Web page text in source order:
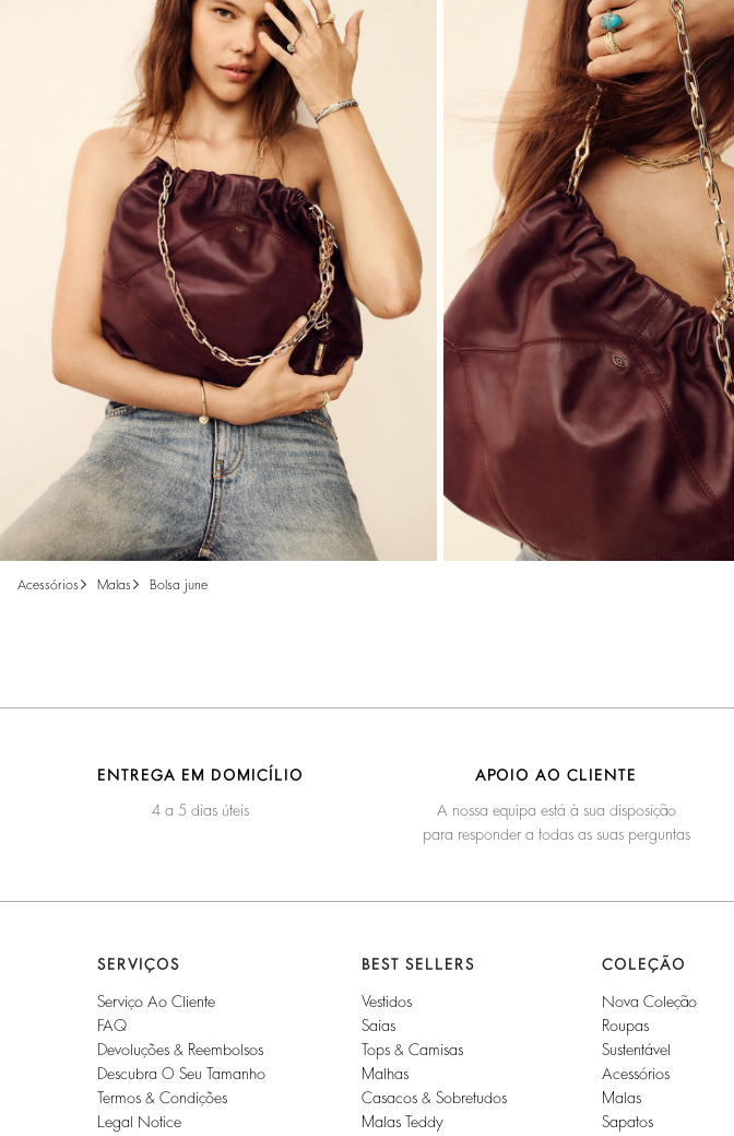
acessórios malas bolsa june
ENTREGA EM DOMICÍLIO
4 a 5 dias úteis
APOIO AO CLIENTE
A nossa equipa está à sua disposição
para responder a todas as suas perguntas
SERVIÇOS
Serviço Ao Cliente
FAQ
Devoluções & Reembolsos
Descubra O Seu Tamanho
Termos & Condições
Legal Notice
BEST SELLERS
Vestidos
Saias
Tops & Camisas
Malhas
Casacos & Sobretudos
Malas Teddy
COLEÇÃO
Nova Coleção
Roupas
Sustentável
Acessórios
Malas
Sapatos